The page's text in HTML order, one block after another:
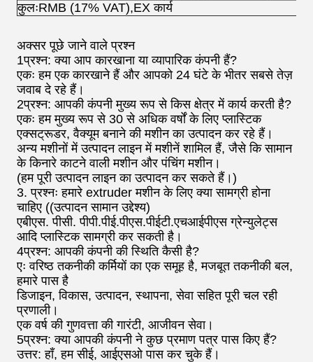
कुलःRMB (17% VAT),EX कार्य
अक्सर पूछे जाने वाले प्रश्न
1प्रश्न: क्या आप कारखाना या व्यापारिक कंपनी हैं?
एकः हम एक कारखाने हैं और आपको 24 घंटे के भीतर सबसे तेज़
जवाब दे रहे हैं।
2प्रश्न: आपकी कंपनी मुख्य रूप से किस क्षेत्र में कार्य करती है?
एकः हम मुख्य रूप से 30 से अधिक वर्षों के लिए प्लास्टिक
एक्सट्रूडर, वैक्यूम बनाने की मशीन का उत्पादन कर रहे हैं।
अन्य मशीनों में उत्पादन लाइन में मशीनें शामिल हैं, जैसे कि सामान
के किनारे काटने वाली मशीन और पंचिंग मशीन।
(हम पूरी उत्पादन लाइन का उत्पादन कर सकते हैं।)
3. प्रश्नः हमारे extruder मशीन के लिए क्या सामग्री होना
चाहिए ((उत्पादन सामान उद्देश्य)
एबीएस. पीसी. पीपी.पीई.पीएस.पीईटी.एचआईपीएस ग्रेन्युलेट्स
आदि प्लास्टिक सामग्री कर सकती है।
4प्रश्न: आपकी कंपनी की स्थिति कैसी है?
एः वरिष्ठ तकनीकी कर्मियों का एक समूह है, मजबूत तकनीकी बल,
हमारे पास है
डिजाइन, विकास, उत्पादन, स्थापना, सेवा सहित पूरी चल रही
प्रणाली।
एक वर्ष की गुणवत्ता की गारंटी, आजीवन सेवा।
5प्रश्न: क्या आपकी कंपनी ने कुछ प्रमाण पत्र पास किए हैं?
उत्तर: हाँ, हम सीई, आईएसओ पास कर चुके हैं।